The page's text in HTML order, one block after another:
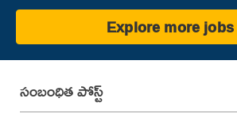
Explore more jobs
సంబంధిత పోస్ట్